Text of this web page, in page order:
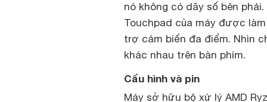
nó không có dãy số bên
Touchpad của máy được
trợ cảm biến đa điểm. Nhìn
khác nhau trên bàn phím.
Cấu hình và pin
Máy sở hữu bộ xử lý AMD